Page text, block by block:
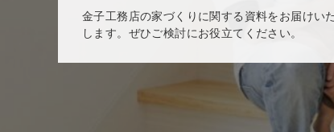
金子工務店の家づくりに関する資料をお届けいた
します。ぜひご検討にお役立てください。